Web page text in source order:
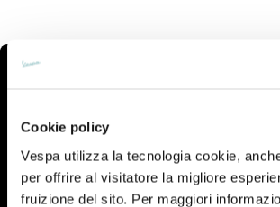
Cookie policy
Vespa utilizza la tecnologia cookie,
per offrire al visitatore la migliore
fruizione del sito. Per maggiori
play